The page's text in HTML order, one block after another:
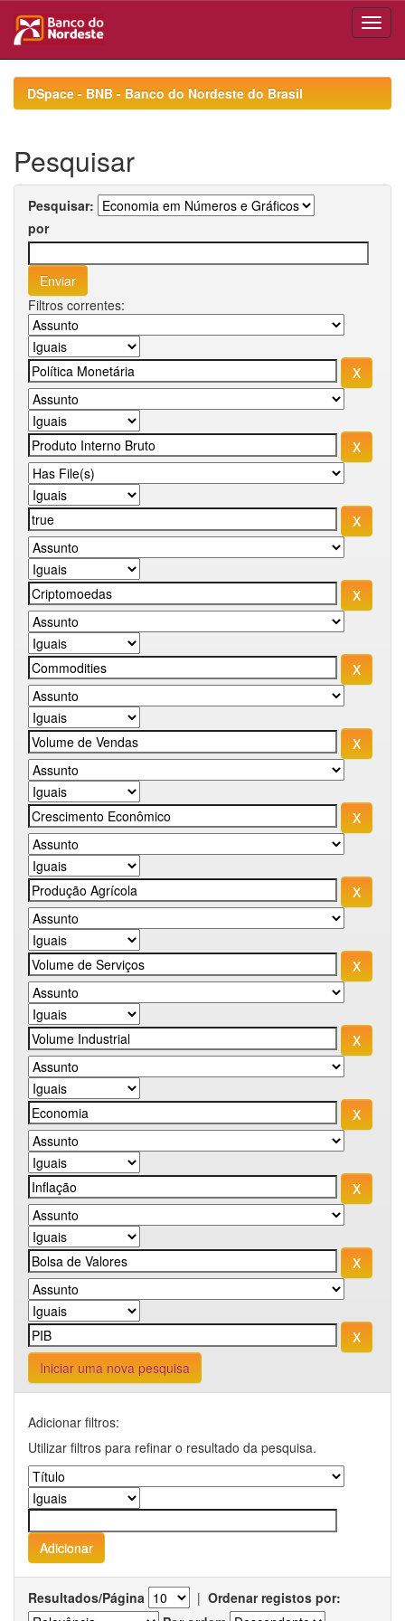
navigationDSpace - BNB - Banco do Nordeste do Brasil
Pesquisar
Pesquisar:
por
Filtros correntes:
Iniciar uma nova pesquisa
Adicionar filtros:
Utilizar filtros para refinar o resultado da pesquisa.
Resultados/Página | Ordenar registos por: